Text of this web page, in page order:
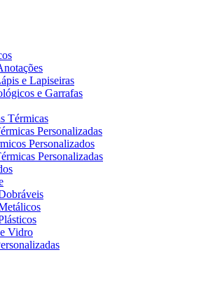
e Lapiseiras
e Garrafas
Térmicas
Personalizadas
Personalizados
Personalizadas
Vidro